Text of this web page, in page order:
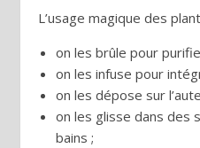
L’usage magique des
on les brûle pour
on les infuse pour
on les dépose sur
on les glisse dans des
bains ;